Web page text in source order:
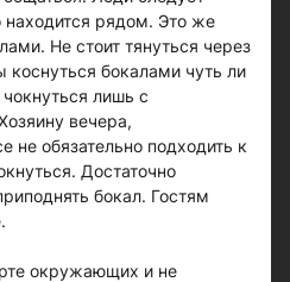
находится рядом. Это же
Не стоит тянуться через
коснуться бокалами чуть ли
лишь с
вечера,
не обязательно подходить к
Достаточно
бокал. Гостям
окружающих и не